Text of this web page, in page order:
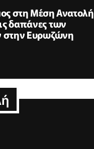
στη Μέση Ανατολή
δαπάνες των
στην Ευρωζώνη